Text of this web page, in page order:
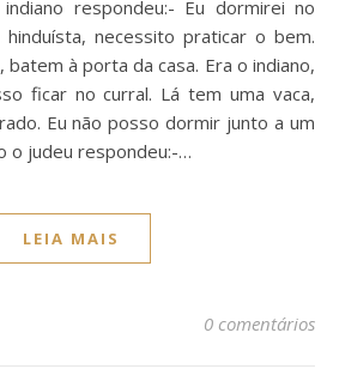
respondeu:- Eu dormirei no
necessito praticar o bem.
à porta da casa. Era o indiano,
ficar no curral. Lá tem uma vaca,
Eu não posso dormir junto a um
o judeu respondeu:-…
LEIA MAIS
0 comentários